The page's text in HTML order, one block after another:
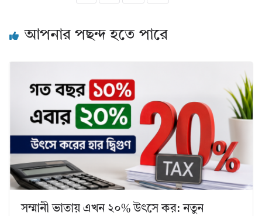
আপনার পছন্দ হতে পারে
সম্মানী ভাতায় এখন ২০% উৎসে কর: নতুন